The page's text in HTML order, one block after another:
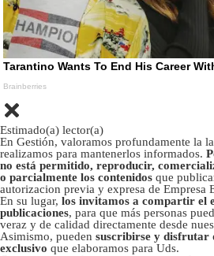
Estimado(a) lector(a)
En Gestión, valoramos profundamente la
realizamos para mantenerlos informados.
no está permitido, reproducir,
o parcialmente los contenidos que
autorizacion previa y expresa de Empresa
En su lugar, los invitamos a compartir el
publicaciones, para que más personas
veraz y de calidad directamente desde
Asimismo, pueden suscribirse y disfrutar
exclusivo que elaboramos para Uds.